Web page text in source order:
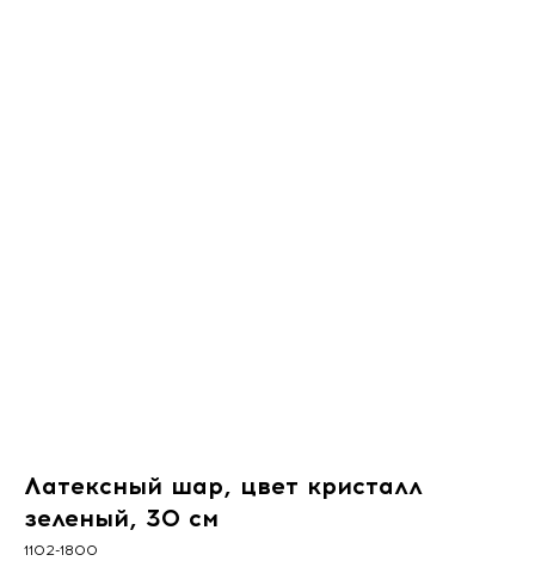
Латексный шар, цвет кристалл
зеленый, 30 см
1102-1800